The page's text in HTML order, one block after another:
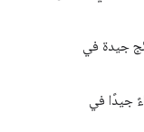
جيدة في
جيدًا في